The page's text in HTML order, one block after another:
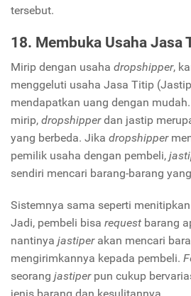
tersebut.
18. Membuka Usaha Jasa
Mirip dengan usaha dropshipper,
menggeluti usaha Jasa Titip
mendapatkan uang dengan
mirip, dropshipperdan jastip
yang berbeda. Jika dropshipper
pemilik usaha dengan pembeli,
sendiri mencari barang-barang
Sistemnya sama seperti
Jadi, pembeli bisa request barang
nantinya jastiperakan mencari
mengirimkannya kepada pembeli.
seorang jastiperpun cukup